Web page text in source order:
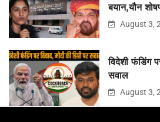
बयान,यौन
August 3,
विदेशी फंडिंग
सवाल
August 3,